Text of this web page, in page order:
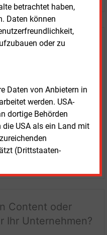
betrachtet haben,
Daten können
oder zu
Daten von Anbietern in
werden. USA-
dortige Behörden
die USA als ein Land mit
(Drittstaaten-
Content oder
Ihr Unternehmen?